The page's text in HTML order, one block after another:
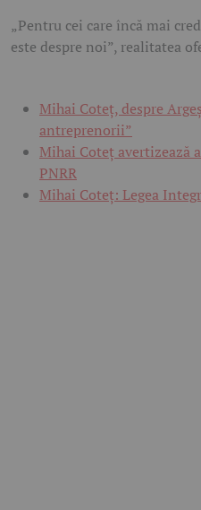
„Pentru cei care încă mai
este despre noi”, realitatea
Mihai Coteț, despre
antreprenorii”
Mihai Coteț avertizează
PNRR
Mihai Coteț: Legea